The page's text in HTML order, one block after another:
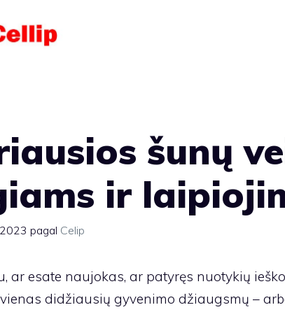
šunų
ir
pagal Celip
ar esate naujokas, ar patyręs nuotykių
didžiausių gyvenimo džiaugsmų –